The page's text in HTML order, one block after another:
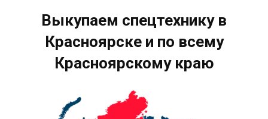
Выкупаем спецтехнику в
Красноярске и по всему
Красноярскому краю